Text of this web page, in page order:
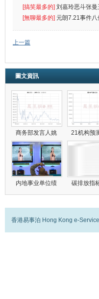
[搞笑最多的] 刘嘉玲恶斗张
遮
[無聊最多的] 元朗7.21事件
催
上一篇
圖文資訊
商务部发言人姚 21机构预
内地事业单位绩 碳排放指
香港易事泊 Hong Kong e-